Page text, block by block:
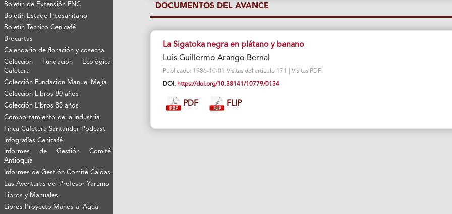
Boletín de Extensión FNC
Boletín Estado Fitosanitario
Boletín Técnico Cenicafé
Brocartas
Calendario de floración y cosecha
Colección Fundación Ecológica
Cafetera
Colección Fundación Manuel Mejía
Colección Libros 80 años
Colección Libros 85 años
Comportamiento de la Industria
Finca Cafetera Santander Podcast
Infografías Cenicafé
Informes de Gestión Comité
Antioquía
Informes de Gestión Comité Caldas
Las Aventuras del Profesor Yarumo
Libros y Manuales
Libros Proyecto Manos al Agua
DOCUMENTOS DEL AVANCE
La Sigatoka negra en plátano y banano
Luis Guillermo Arango Bernal
Publicado: 1986-10-01 Visitas del artículo 171 | Visitas PDF
DOI: https://doi.org/10.38141/10779/0134
PDF FLIP